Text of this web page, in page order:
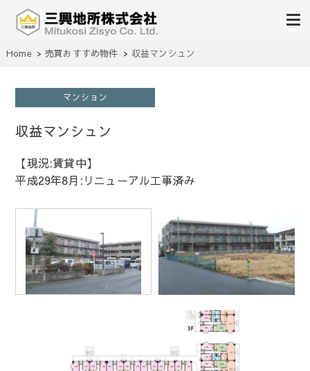
三興地所株式会社
不動産の売買、賃貸、仲介、管理
Home 売買おすすめ物件 収益マンシュン
マンション
収益マンシュン
【現況:賃貸中】
平成29年8月:リニューアル工事済み